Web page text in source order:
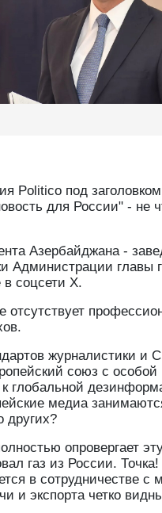
Politico под
для России" - не
Азербайджана -
Администрации главы
в соцсети Х.
отсутствует
журналистики и
союз с
к глобальной
медиа
других?
опровергает
газ из России.
в сотрудничестве с
и экспорта четко